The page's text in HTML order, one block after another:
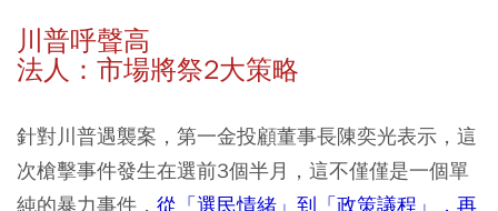
川普呼聲高
法人：市場將祭2大策略
針對川普遇襲案，第一金投顧董事長陳奕光表示，這
次槍擊事件發生在選前3個半月，這不僅僅是一個單
純的暴力事件， 從「選民情緒」到「政策議程」，再